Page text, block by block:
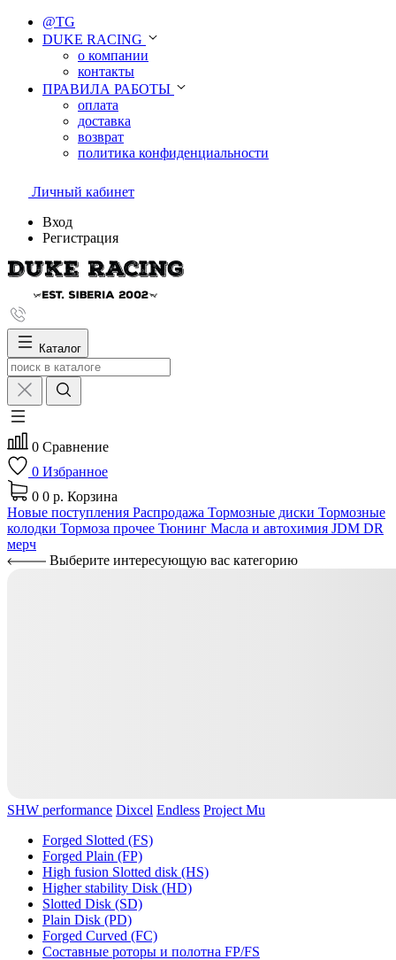
@TG
DUKE RACING
о компании
контакты
ПРАВИЛА РАБОТЫ
оплата
доставка
возврат
политика конфиденциальности
Личный кабинет
Вход
Регистрация
Каталог
0 Сравнение
0 Избранное
0 0 р. Корзина
Новые поступления Распродажа Тормозные диски Тормозные
колодки Тормоза прочее Тюнинг Масла и автохимия JDM DR
мерч
Выберите интересующую вас категорию
SHW performance Dixcel Endless Project Mu
Forged Slotted (FS)
Forged Plain (FP)
High fusion Slotted disk (HS)
Higher stability Disk (HD)
Slotted Disk (SD)
Plain Disk (PD)
Forged Curved (FC)
Составные роторы и полотна FP/FS